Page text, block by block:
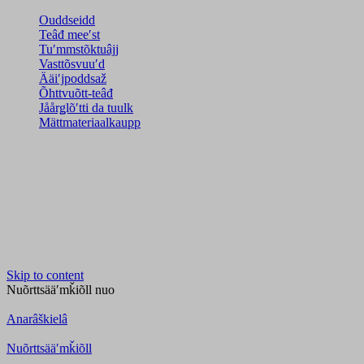
Ouddseidd
Teâđ meeʹst
Tuʹmmstõktuâjj
Vasttõsvuuʹd
Ääiʹjpoddsaž
Õhttvuõtt-teâđ
Jåårǥlõʹtti da tuulk
Mättmateriaalkaupp
Skip to content
Nuõrttsääʹmǩiõll nuo
Anarâškielâ
Nuõrttsääʹmǩiõll